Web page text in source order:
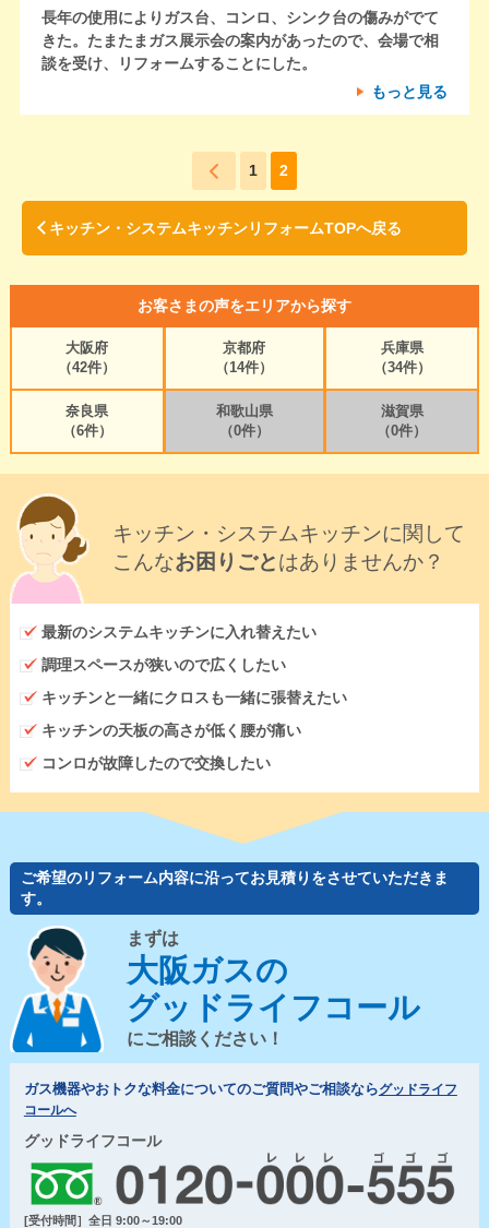
長年の使用によりガス台、コンロ、シンク台の傷みがでて
きた。たまたまガス展示会の案内があったので、会場で相
談を受け、リフォームすることにした。
もっと見る
1 2
キッチン・システムキッチンリフォームTOPへ戻る
お客さまの声をエリアから探す
大阪府
（42件）
京都府
（14件）
兵庫県
（34件）
奈良県
（6件）
和歌山県
（0件）
滋賀県
（0件）
キッチン・システムキッチンに関して
こんなお困りごとはありませんか？
最新のシステムキッチンに入れ替えたい
調理スペースが狭いので広くしたい
キッチンと一緒にクロスも一緒に張替えたい
キッチンの天板の高さが低く腰が痛い
コンロが故障したので交換したい
ご希望のリフォーム内容に沿ってお見積りをさせていただきま
す。
まずは
大阪ガスの
グッドライフコール
にご相談ください！
ガス機器やおトクな料金についてのご質問やご相談ならグッドライフ
コールへ
グッドライフコール
[受付時間］全日 9:00～19:00